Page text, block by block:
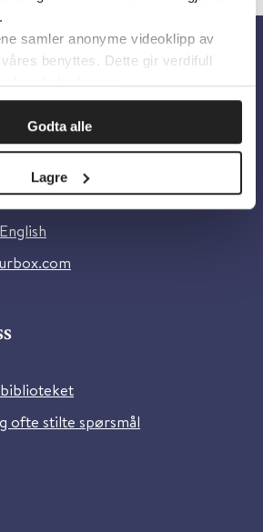
samler anonyme videoklipp av
benyttes. Dette gir verdifull
kan forbedre oss.
Godta alle
Lagre
ofte stilte spørsmål